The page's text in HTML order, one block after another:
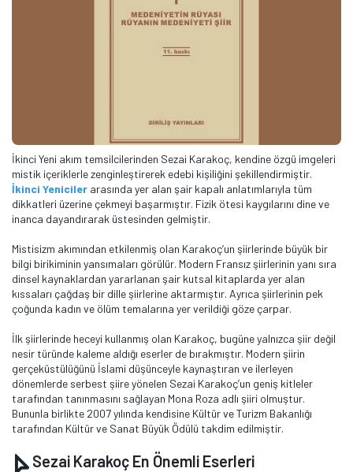
İkinci Yeni akım temsilcilerinden Sezai Karakoç, kendine özgü imgeleri
mistik içeriklerle zenginleştirerek edebi kişiliğini şekillendirmiştir.
İkinci Yeniciler arasında yer alan şair kapalı anlatımlarıyla tüm
dikkatleri üzerine çekmeyi başarmıştır. Fizik ötesi kaygılarını dine ve
inanca dayandırarak üstesinden gelmiştir.
Mistisizm akımından etkilenmiş olan Karakoç’un şiirlerinde büyük bir
bilgi birikiminin yansımaları görülür. Modern Fransız şiirlerinin yanı sıra
dinsel kaynaklardan yararlanan şair kutsal kitaplarda yer alan
kıssaları çağdaş bir dille şiirlerine aktarmıştır. Ayrıca şiirlerinin pek
çoğunda kadın ve ölüm temalarına yer verildiği göze çarpar.
İlk şiirlerinde heceyi kullanmış olan Karakoç, bugüne yalnızca şiir değil
nesir türünde kaleme aldığı eserler de bırakmıştır. Modern şiirin
gerçeküstülüğünü İslami düşünceyle kaynaştıran ve ilerleyen
dönemlerde serbest şiire yönelen Sezai Karakoç’un geniş kitleler
tarafından tanınmasını sağlayan Mona Roza adlı şiiri olmuştur.
Bununla birlikte 2007 yılında kendisine Kültür ve Turizm Bakanlığı
tarafından Kültür ve Sanat Büyük Ödülü takdim edilmiştir.
Sezai Karakoç En Önemli Eserleri